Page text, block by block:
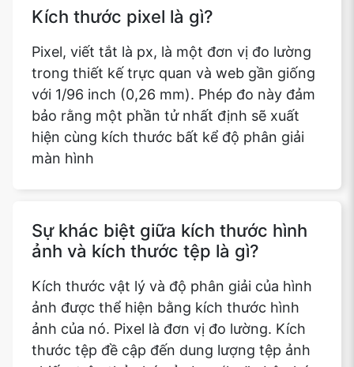
Kích thước pixel là gì?
Pixel, viết tắt là px, là một đơn vị đo lường
trong thiết kế trực quan và web gần giống
với 1/96 inch (0,26 mm). Phép đo này đảm
bảo rằng một phần tử nhất định sẽ xuất
hiện cùng kích thước bất kể độ phân giải
màn hình
Sự khác biệt giữa kích thước hình
ảnh và kích thước tệp là gì?
Kích thước vật lý và độ phân giải của hình
ảnh được thể hiện bằng kích thước hình
ảnh của nó. Pixel là đơn vị đo lường. Kích
thước tệp đề cập đến dung lượng tệp ảnh